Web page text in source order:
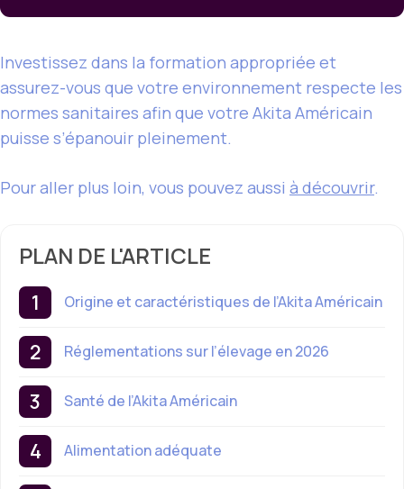
Investissez dans la formation appropriée et
assurez-vous que votre environnement respecte les
normes sanitaires afin que votre Akita Américain
puisse s’épanouir pleinement.
Pour aller plus loin, vous pouvez aussi à découvrir.
PLAN DE L'ARTICLE
Origine et caractéristiques de l’Akita Américain
Réglementations sur l’élevage en 2026
Santé de l’Akita Américain
Alimentation adéquate